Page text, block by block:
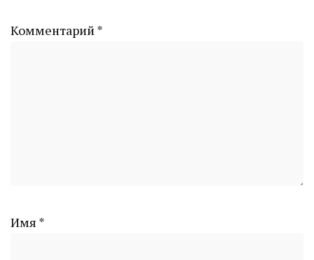
Комментарий *
Имя *